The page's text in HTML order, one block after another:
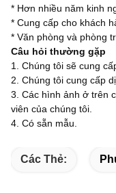
* Hơn nhiều năm kinh
* Cung cấp cho khách
* Văn phòng và phòng
Câu hỏi thường gặp
1. Chúng tôi sẽ cung
2. Chúng tôi cung cấp
3. Các hình ảnh ở trên
viên của chúng tôi.
4. Có sẵn mẫu.
Các Thẻ: